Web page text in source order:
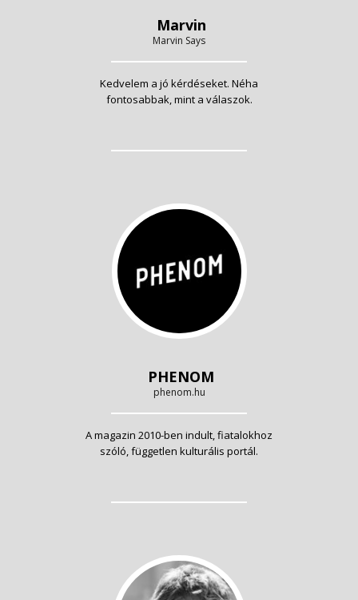
Marvin
Marvin Says
Kedvelem a jó kérdéseket. Néha
fontosabbak, mint a válaszok.
PHENOM
phenom.hu
A magazin 2010-ben indult, fiatalokhoz
szóló, független kulturális portál.